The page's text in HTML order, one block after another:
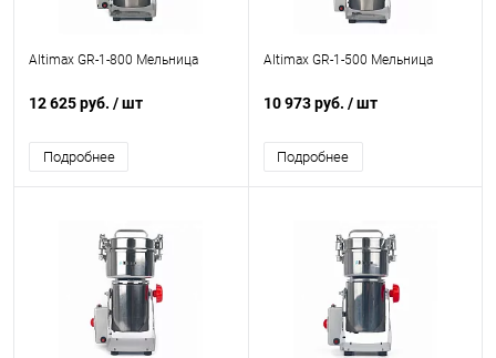
Altimax GR-1-800 Мельница
12 625 руб. / шт
Подробнее
Altimax GR-1-500 Мельница
10 973 руб. / шт
Подробнее